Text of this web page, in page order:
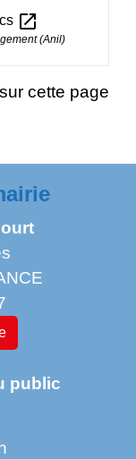
open_in_new
(Anil)
cette page
public